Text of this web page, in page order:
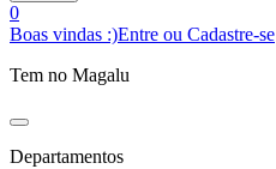
0
Boas vindas :)Entre ou Cadastre-se
Tem no Magalu
Departamentos